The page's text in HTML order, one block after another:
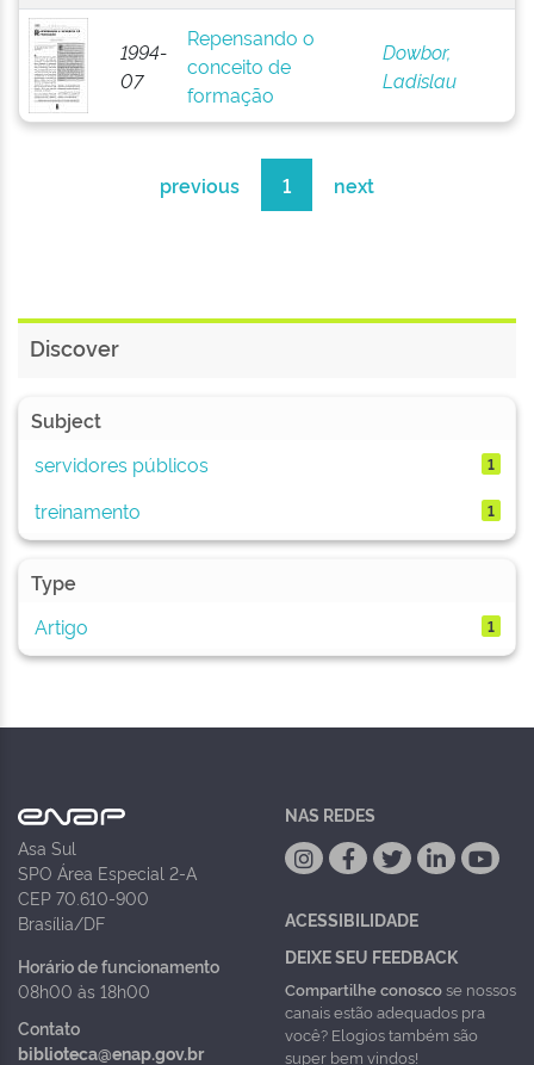
1994-
07
Repensando o
conceito de
formação
Dowbor,
Ladislau
previous 1 next
Discover
Subject
servidores públicos
1
treinamento 1
Type
Artigo
1
Asa Sul
SPO Área Especial 2-A
CEP 70.610-900
Brasília/DF
Horário de funcionamento
08h00 às 18h00
Contato
biblioteca@enap.gov.br
NAS REDES
ACESSIBILIDADE
DEIXE SEU FEEDBACK
Compartilhe conoscose nossos
canais estão adequados pra
você? Elogios também são
super bem vindos!